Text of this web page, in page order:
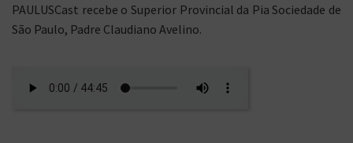
PAULUSCast recebe o Superior Provincial da Pia Sociedade de
São Paulo, Padre Claudiano Avelino.